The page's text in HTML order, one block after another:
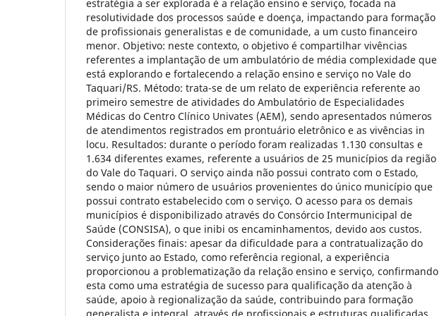
estratégia a ser explorada é a relação ensino e serviço, focada na
resolutividade dos processos saúde e doença, impactando para formação
de profissionais generalistas e de comunidade, a um custo financeiro
menor. Objetivo: neste contexto, o objetivo é compartilhar vivências
referentes a implantação de um ambulatório de média complexidade que
está explorando e fortalecendo a relação ensino e serviço no Vale do
Taquari/RS. Método: trata-se de um relato de experiência referente ao
primeiro semestre de atividades do Ambulatório de Especialidades
Médicas do Centro Clínico Univates (AEM), sendo apresentados números
de atendimentos registrados em prontuário eletrônico e as vivências in
locu. Resultados: durante o período foram realizadas 1.130 consultas e
1.634 diferentes exames, referente a usuários de 25 municípios da região
do Vale do Taquari. O serviço ainda não possui contrato com o Estado,
sendo o maior número de usuários provenientes do único município que
possui contrato estabelecido com o serviço. O acesso para os demais
municípios é disponibilizado através do Consórcio Intermunicipal de
Saúde (CONSISA), o que inibi os encaminhamentos, devido aos custos.
Considerações finais: apesar da dificuldade para a contratualização do
serviço junto ao Estado, como referência regional, a experiência
proporcionou a problematização da relação ensino e serviço, confirmando
esta como uma estratégia de sucesso para qualificação da atenção à
saúde, apoio à regionalização da saúde, contribuindo para formação